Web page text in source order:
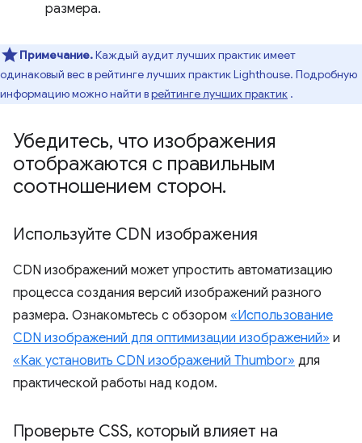
размера.
Примечание.Каждый аудит лучших практик имеет
одинаковый вес в рейтинге лучших практик Lighthouse. Подробную
информацию можно найти врейтинге лучших практик .
Убедитесь, что изображения
отображаются с правильным
соотношением сторон.
Используйте CDN изображения
CDN изображений может упростить автоматизацию
процесса создания версий изображений разного
размера. Ознакомьтесь с обзором «Использование
CDN изображений для оптимизации изображений» и
«Как установить CDN изображений Thumbor» для
практической работы над кодом.
Проверьте CSS, который влияет на